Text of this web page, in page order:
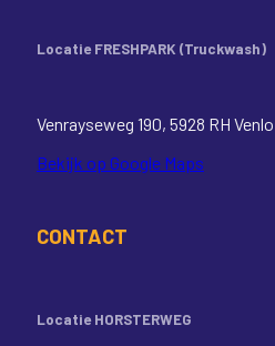
Locatie FRESHPARK (Truckwash)
Venrayseweg 190, 5928 RH Venlo
Bekijk op Google Maps
CONTACT
Locatie HORSTERWEG